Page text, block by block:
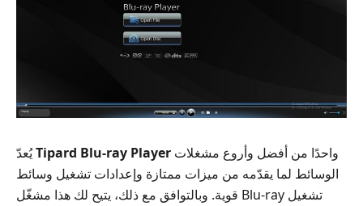
يُعدّTipard Blu-ray Player
الوسائط لما يقدّمه من ميزات ممتازة وإعدادات تشغيل وسائط
قوية. وبالتوافق مع ذلك، يتيح لك هذا مشغّل Blu-ray تشغيل